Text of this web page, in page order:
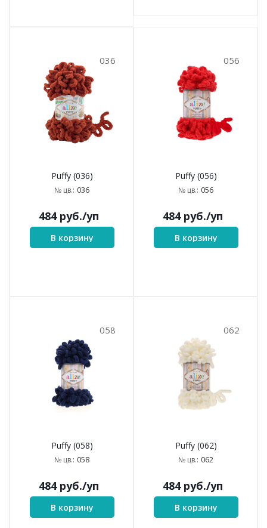
036
Puffy (036)
№ цв.: 036
484руб./уп
В корзину
056
Puffy (056)
№ цв.: 056
484руб./уп
В корзину
058
Puffy (058)
№ цв.: 058
484руб./уп
В корзину
062
Puffy (062)
№ цв.: 062
484руб./уп
В корзину